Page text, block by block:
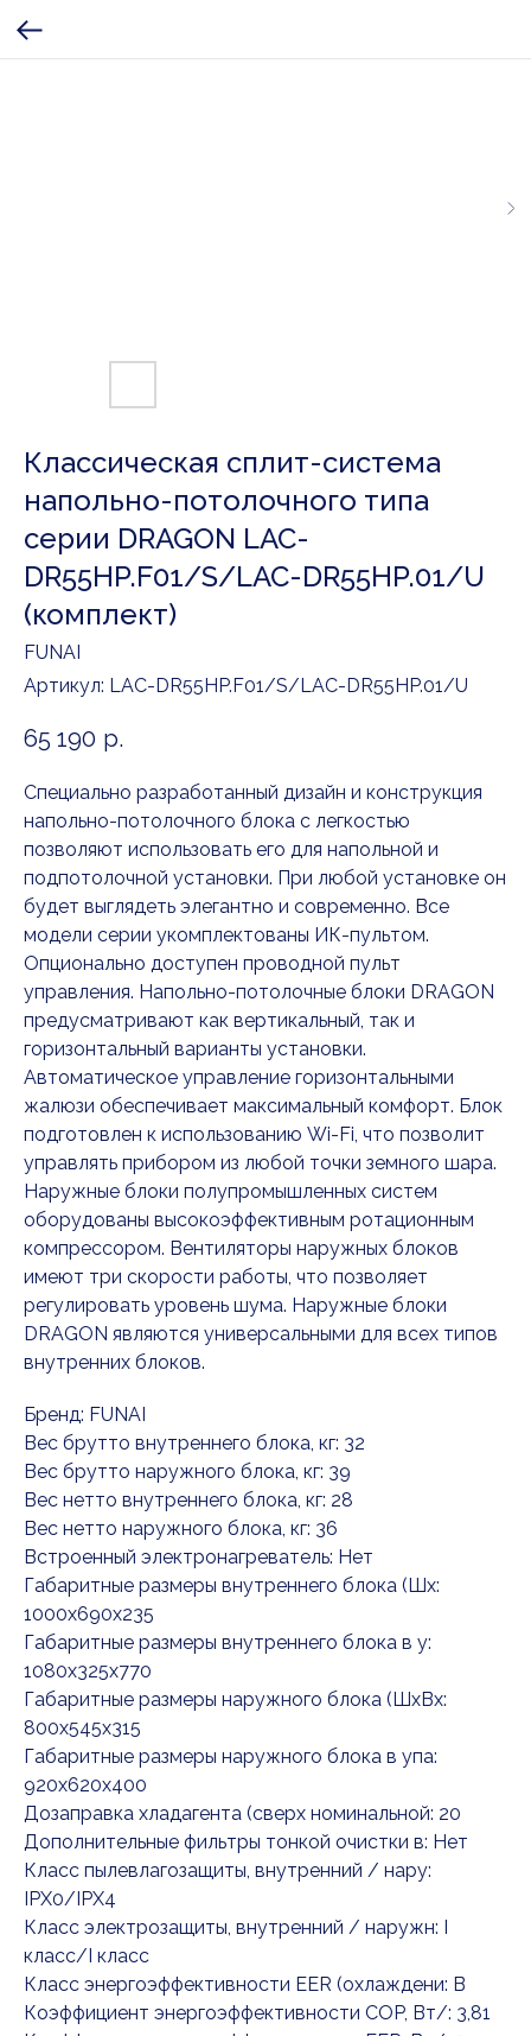
Классическая сплит-система
напольно-потолочного типа
серии DRAGON LAC-
DR55HP.F01/S/LAC-DR55HP.01/U
(комплект)
FUNAI
Артикул: LAC-DR55HP.F01/S/LAC-DR55HP.01/U
65 190 р.
Специально разработанный дизайн и конструкция
напольно-потолочного блока с легкостью
позволяют использовать его для напольной и
подпотолочной установки. При любой установке он
будет выглядеть элегантно и современно. Все
модели серии укомплектованы ИК-пультом.
Опционально доступен проводной пульт
управления. Напольно-потолочные блоки DRAGON
предусматривают как вертикальный, так и
горизонтальный варианты установки.
Автоматическое управление горизонтальными
жалюзи обеспечивает максимальный комфорт. Блок
подготовлен к использованию Wi-Fi, что позволит
управлять прибором из любой точки земного шара.
Наружные блоки полупромышленных систем
оборудованы высокоэффективным ротационным
компрессором. Вентиляторы наружных блоков
имеют три скорости работы, что позволяет
регулировать уровень шума. Наружные блоки
DRAGON являются универсальными для всех типов
внутренних блоков.
Бренд: FUNAI
Вес брутто внутреннего блока, кг: 32
Вес брутто наружного блока, кг: 39
Вес нетто внутреннего блока, кг: 28
Вес нетто наружного блока, кг: 36
Встроенный электронагреватель: Нет
Габаритные размеры внутреннего блока (Шx:
1000x690x235
Габаритные размеры внутреннего блока в у:
1080x325x770
Габаритные размеры наружного блока (ШxВx:
800x545x315
Габаритные размеры наружного блока в упа:
920x620x400
Дозаправка хладагента (сверх номинальной: 20
Дополнительные фильтры тонкой очистки в: Нет
Класс пылевлагозащиты, внутренний / нару:
IPX0/IPX4
Класс электрозащиты, внутренний / наружн: I
класс/I класс
Класс энергоэффективности EER (охлаждени: B
Коэффициент энергоэффективности COP, Вт/: 3,81